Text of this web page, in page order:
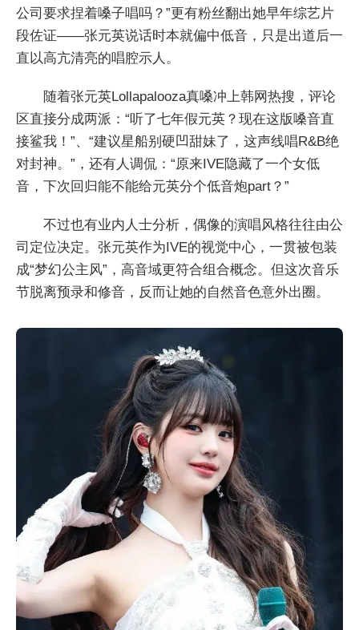
公司要求捏着嗓子唱吗？”更有粉丝翻出她早年综艺片
段佐证——张元英说话时本就偏中低音，只是出道后一
直以高亢清亮的唱腔示人。
随着张元英Lollapalooza真嗓冲上韩网热搜，评论
区直接分成两派：“听了七年假元英？现在这版嗓音直
接鲨我！”、“建议星船别硬凹甜妹了，这声线唱R&B绝
对封神。”，还有人调侃：“原来IVE隐藏了一个女低
音，下次回归能不能给元英分个低音炮part？”
不过也有业内人士分析，偶像的演唱风格往往由公
司定位决定。张元英作为IVE的视觉中心，一贯被包装
成“梦幻公主风”，高音域更符合组合概念。但这次音乐
节脱离预录和修音，反而让她的自然音色意外出圈。